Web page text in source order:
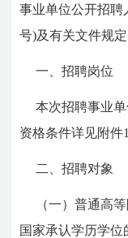
事业单位公开招聘
号)及有关文件规
一、招聘岗位
本次招聘事业
资格条件详见附件1
二、招聘对象
（一）普通高
国家承认学历学位